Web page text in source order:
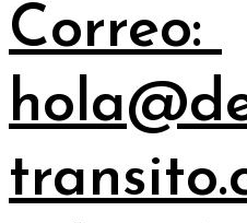
Correo: